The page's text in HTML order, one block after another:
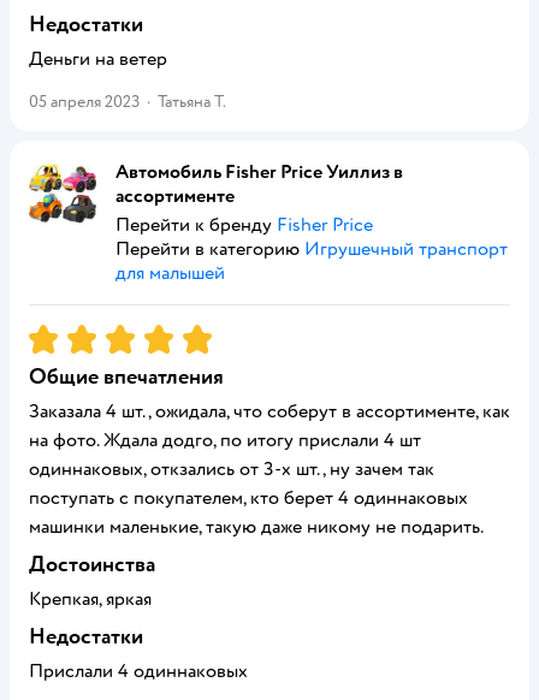
Недостатки
Деньги на ветер
05 апреля 2023 · Татьяна Т.
Автомобиль Fisher Price Уиллиз в
ассортименте
Перейти к бренду Fisher Price
Перейти в категорию Игрушечный транспорт
для малышей
Рейтинг:5
Общие впечатления
Заказала 4 шт., ожидала, что соберут в ассортименте, как
на фото. Ждала додго, по итогу прислали 4 шт
одиннаковых, откзались от 3-х шт., ну зачем так
поступать с покупателем, кто берет 4 одиннаковых
машинки маленькие, такую даже никому не подарить.
Достоинства
Крепкая, яркая
Недостатки
Прислали 4 одиннаковых